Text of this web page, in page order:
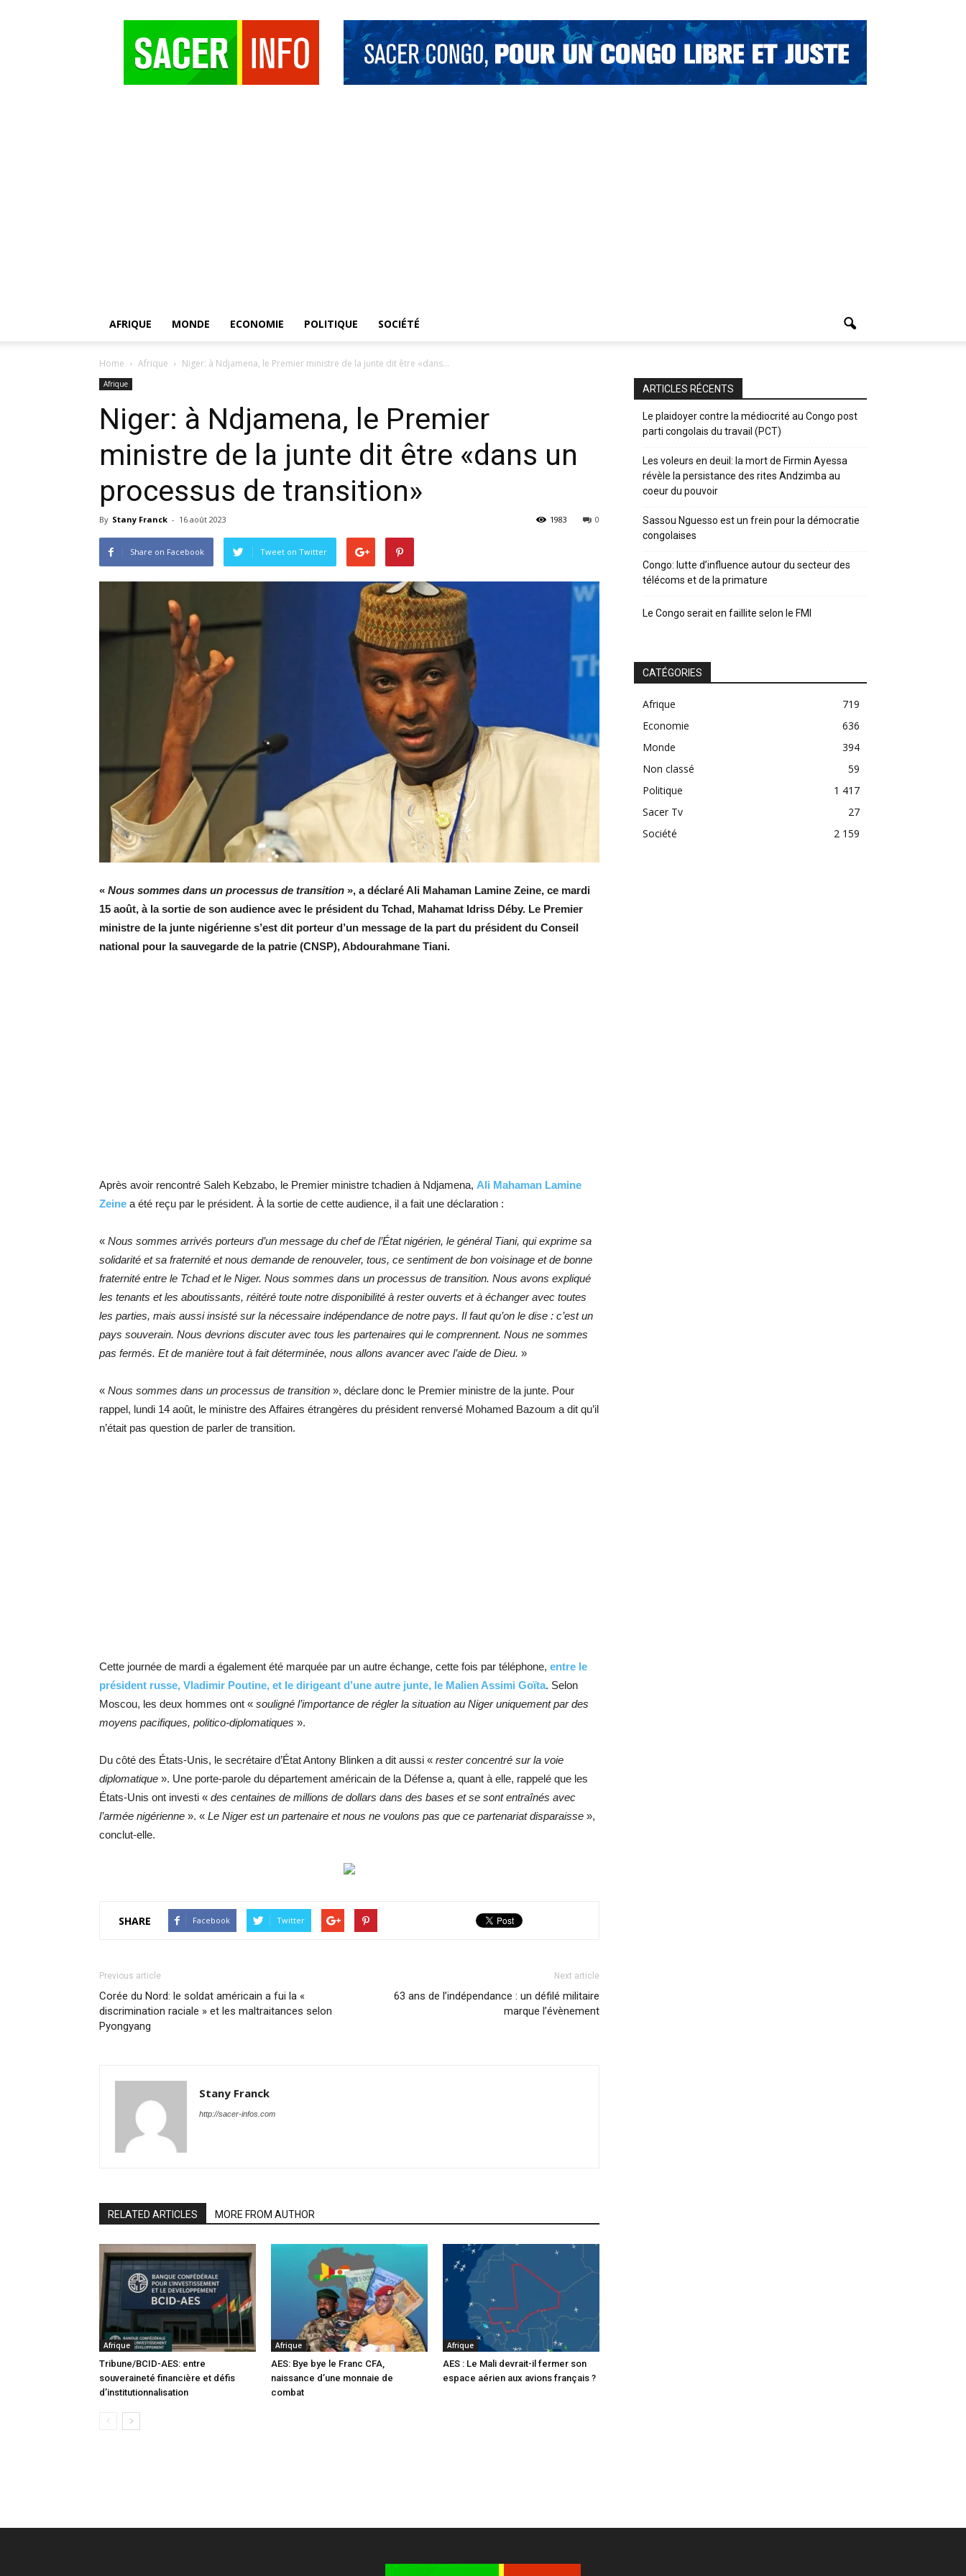
AFRIQUE MONDE ECONOMIE POLITIQUE SOCIÉTÉ
Home Afrique Niger: à Ndjamena, le Premier ministre de la junte dit être «dans...
Afrique
Niger: à Ndjamena, le Premier
ministre de la junte dit être «dans un
processus de transition»
By Stany Franck - 16 août 2023 0
1983
Share on Facebook Tweet on Twitter
« Nous sommes dans un processus de transition », a déclaré Ali Mahaman Lamine Zeine, ce mardi
15 août, à la sortie de son audience avec le président du Tchad, Mahamat Idriss Déby. Le Premier
ministre de la junte nigérienne s’est dit porteur d’un message de la part du président du Conseil
national pour la sauvegarde de la patrie (CNSP), Abdourahmane Tiani.
Après avoir rencontré Saleh Kebzabo, le Premier ministre tchadien à Ndjamena, Ali Mahaman Lamine
Zeine a été reçu par le président. À la sortie de cette audience, il a fait une déclaration :
« Nous sommes arrivés porteurs d’un message du chef de l’État nigérien, le général Tiani, qui exprime sa
solidarité et sa fraternité et nous demande de renouveler, tous, ce sentiment de bon voisinage et de bonne
fraternité entre le Tchad et le Niger. Nous sommes dans un processus de transition. Nous avons expliqué
les tenants et les aboutissants, réitéré toute notre disponibilité à rester ouverts et à échanger avec toutes
les parties, mais aussi insisté sur la nécessaire indépendance de notre pays. Il faut qu’on le dise : c’est un
pays souverain. Nous devrions discuter avec tous les partenaires qui le comprennent. Nous ne sommes
pas fermés. Et de manière tout à fait déterminée, nous allons avancer avec l’aide de Dieu. »
« Nous sommes dans un processus de transition », déclare donc le Premier ministre de la junte. Pour
rappel, lundi 14 août, le ministre des Affaires étrangères du président renversé Mohamed Bazoum a dit qu’il
n’était pas question de parler de transition.
Cette journée de mardi a également été marquée par un autre échange, cette fois par téléphone, entre le
président russe, Vladimir Poutine, et le dirigeant d’une autre junte, le Malien Assimi Goïta. Selon
Moscou, les deux hommes ont « souligné l’importance de régler la situation au Niger uniquement par des
moyens pacifiques, politico-diplomatiques ».
Du côté des États-Unis, le secrétaire d’État Antony Blinken a dit aussi « rester concentré sur la voie
diplomatique ». Une porte-parole du département américain de la Défense a, quant à elle, rappelé que les
États-Unis ont investi « des centaines de millions de dollars dans des bases et se sont entraînés avec
l’armée nigérienne ». « Le Niger est un partenaire et nous ne voulons pas que ce partenariat disparaisse »,
conclut-elle.
SHARE Facebook Twitter
Previous article
Corée du Nord: le soldat américain a fui la «
discrimination raciale » et les maltraitances selon
Pyongyang
Next article
63 ans de l’indépendance : un défilé militaire
marque l’évènement
Stany Franck
http://sacer-infos.com
RELATED ARTICLES MORE FROM AUTHOR
Afrique
Tribune/BCID-AES: entre
souveraineté financière et défis
d’institutionnalisation
Afrique
AES: Bye bye le Franc CFA,
naissance d’une monnaie de
combat
Afrique
AES : Le Mali devrait-il fermer son
espace aérien aux avions français ?
ARTICLES RÉCENTS
Le plaidoyer contre la médiocrité au Congo post
parti congolais du travail (PCT)
Les voleurs en deuil: la mort de Firmin Ayessa
révèle la persistance des rites Andzimba au
coeur du pouvoir
Sassou Nguesso est un frein pour la démocratie
congolaises
Congo: lutte d’influence autour du secteur des
télécoms et de la primature
Le Congo serait en faillite selon le FMI
CATÉGORIES
Afrique
719
Economie
636
Monde
394
Non classé
59
Politique
1 417
Sacer Tv
27
Société
2 159